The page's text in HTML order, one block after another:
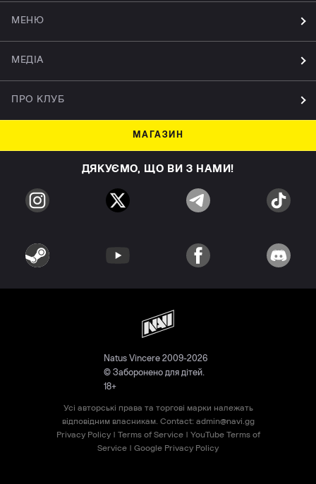
МЕНЮ
МЕДІА
ПРО КЛУБ
МАГАЗИН
ДЯКУЄМО, ЩО ВИ З НАМИ!
Natus Vincere 2009-2026
© Заборонено для дітей.
18+
Усі авторські права та торгові марки належать
відповідним власникам. Contact: admin@navi.gg
Privacy Policy| Terms of Service| YouTube Terms of
Service | Google Privacy Policy